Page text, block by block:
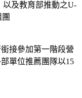
以及教育部推動之U-
接參加第一階段營
單位推薦團隊以15